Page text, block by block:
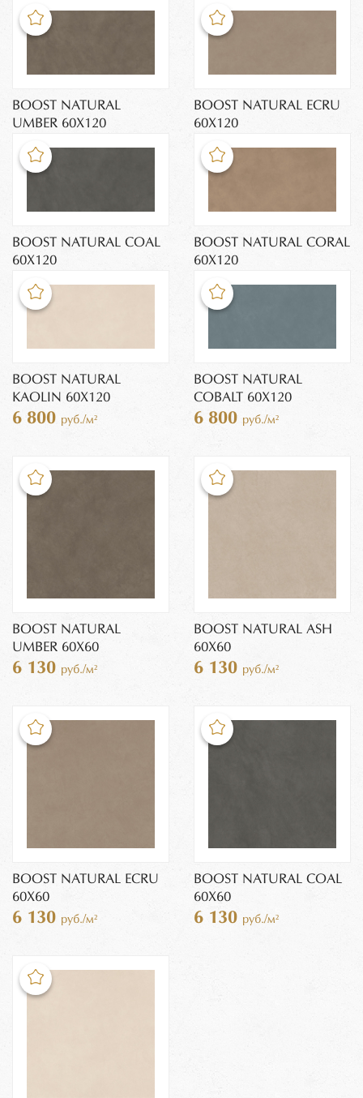
BOOST NATURAL
UMBER 60X120
BOOST NATURAL ECRU
60X120
BOOST NATURAL COAL
60X120
BOOST NATURAL CORAL
60X120
BOOST NATURAL
KAOLIN 60X120
6 800 руб./м²
BOOST NATURAL
COBALT 60X120
6 800 руб./м²
BOOST NATURAL
UMBER 60X60
6 130 руб./м²
BOOST NATURAL ASH
60X60
6 130 руб./м²
BOOST NATURAL ECRU
60X60
6 130 руб./м²
BOOST NATURAL COAL
60X60
6 130 руб./м²